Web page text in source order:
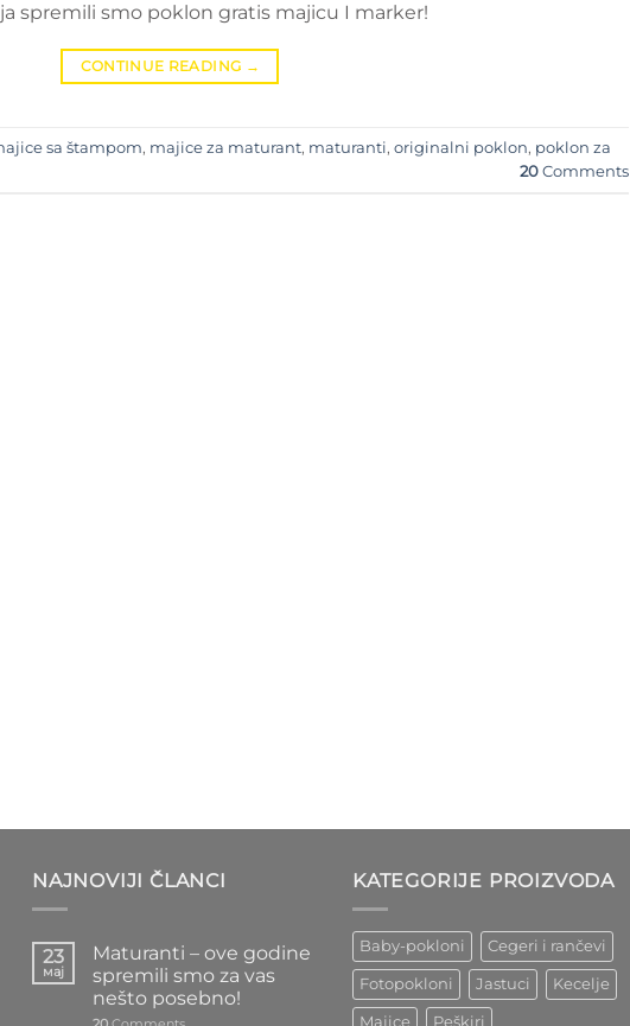
spremili smo poklon gratis majicu I marker!
CONTINUE READING →
sa štampom, majice za maturant, maturanti, originalni poklon, poklon za
20Comments
NAJNOVIJI ČLANCI
23
мај
Maturanti – ove godine
spremili smo za vas
nešto posebno!
KATEGORIJE PROIZVODA
Baby-pokloni Cegeri i rančevi
Fotopokloni Jastuci Kecelje
Majice Peškiri